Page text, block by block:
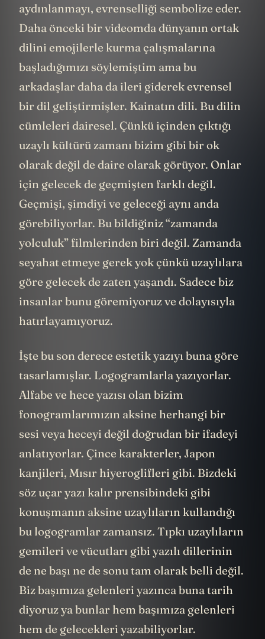
aydınlanmayı, evrenselliği sembolize eder.
Daha önceki bir videomda dünyanın ortak
dilini emojilerle kurma çalışmalarına
başladığımızı söylemiştim ama bu
arkadaşlar daha da ileri giderek evrensel
bir dil geliştirmişler. Kainatın dili. Bu dilin
cümleleri dairesel. Çünkü içinden çıktığı
uzaylı kültürü zamanı bizim gibi bir ok
olarak değil de daire olarak görüyor. Onlar
için gelecek de geçmişten farklı değil.
Geçmişi, şimdiyi ve geleceği aynı anda
görebiliyorlar. Bu bildiğiniz “zamanda
yolculuk” filmlerinden biri değil. Zamanda
seyahat etmeye gerek yok çünkü uzaylılara
göre gelecek de zaten yaşandı. Sadece biz
insanlar bunu göremiyoruz ve dolayısıyla
hatırlayamıyoruz.
İşte bu son derece estetik yazıyı buna göre
tasarlamışlar. Logogramlarla yazıyorlar.
Alfabe ve hece yazısı olan bizim
fonogramlarımızın aksine herhangi bir
sesi veya heceyi değil doğrudan bir ifadeyi
anlatıyorlar. Çince karakterler, Japon
kanjileri, Mısır hiyeroglifleri gibi. Bizdeki
söz uçar yazı kalır prensibindeki gibi
konuşmanın aksine uzaylıların kullandığı
bu logogramlar zamansız. Tıpkı uzaylıların
gemileri ve vücutları gibi yazılı dillerinin
de ne başı ne de sonu tam olarak belli değil.
Biz başımıza gelenleri yazınca buna tarih
diyoruz ya bunlar hem başımıza gelenleri
hem de gelecekleri yazabiliyorlar.